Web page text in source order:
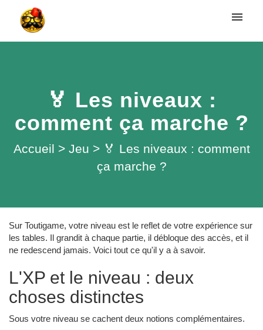
Connexion🏅 Les niveaux :
comment ça marche ?
Accueil > Jeu > 🏅 Les niveaux : comment
ça marche ?
Sur Toutigame, votre niveau est le reflet de votre expérience sur
les tables. Il grandit à chaque partie, il débloque des accès, et il
ne redescend jamais. Voici tout ce qu'il y a à savoir.
L'XP et le niveau : deux
choses distinctes
Sous votre niveau se cachent deux notions complémentaires.